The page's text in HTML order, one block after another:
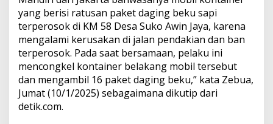
yang berisi ratusan paket daging beku sapi
terperosok di KM 58 Desa Suko Awin Jaya, karena
mengalami kerusakan di jalan pendakian dan ban
terperosok. Pada saat bersamaan, pelaku ini
mencongkel kontainer belakang mobil tersebut
dan mengambil 16 paket daging beku,” kata Zebua,
Jumat (10/1/2025) sebagaimana dikutip dari
detik.com.